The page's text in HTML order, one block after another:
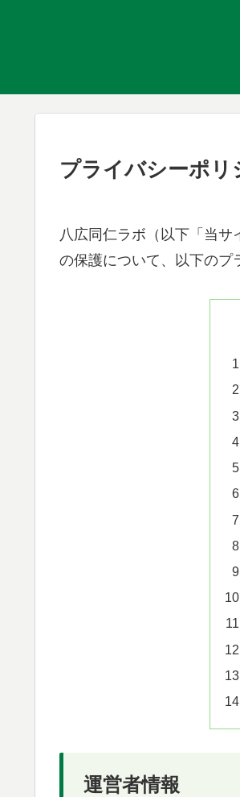
プライバシーポリ
八広同仁ラボ（以下「当
の保護について、以下のプ
運営者情報